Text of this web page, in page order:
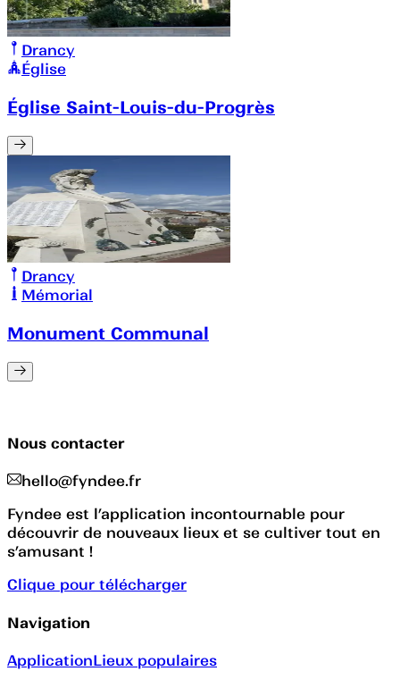
Drancy
Église
Église Saint-Louis-du-Progrès
Drancy
Mémorial
Monument Communal
Nous contacter
hello@fyndee.fr
Fyndee est l’application incontournable pour
découvrir de nouveaux lieux et se cultiver tout en
s’amusant !
Clique pour télécharger
Navigation
ApplicationLieux populaires